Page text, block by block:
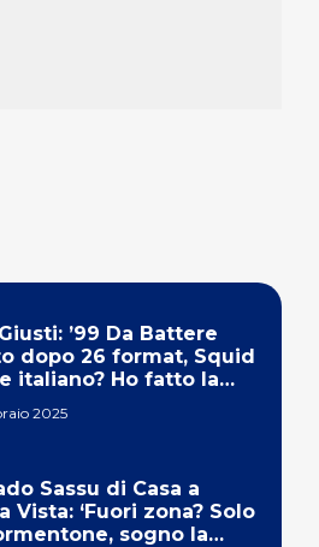
’99 Da Battere
dopo 26 format, Squid
italiano? Ho fatto la
2025
Sassu di Casa a
Vista: ‘Fuori zona? Solo
sogno la